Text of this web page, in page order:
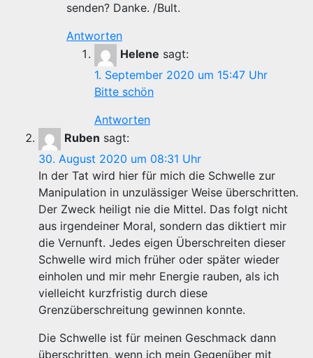
senden? Danke. /Bult.
Antworten
Helene sagt:
1. September 2020 um 15:47 Uhr
Bitte schön
Antworten
Ruben sagt:
30. August 2020 um 08:31 Uhr
In der Tat wird hier für mich die Schwelle zur
Manipulation in unzulässiger Weise überschritten.
Der Zweck heiligt nie die Mittel. Das folgt nicht
aus irgendeiner Moral, sondern das diktiert mir
die Vernunft. Jedes eigen Überschreiten dieser
Schwelle wird mich früher oder später wieder
einholen und mir mehr Energie rauben, als ich
vielleicht kurzfristig durch diese
Grenzüberschreitung gewinnen konnte.
Die Schwelle ist für meinen Geschmack dann
überschritten, wenn ich mein Gegenüber mit